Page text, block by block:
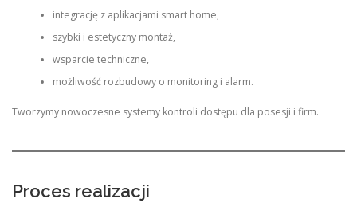
integrację z aplikacjami smart home,
szybki i estetyczny montaż,
wsparcie techniczne,
możliwość rozbudowy o monitoring i alarm.
Tworzymy nowoczesne systemy kontroli dostępu dla posesji i firm.
Proces realizacji